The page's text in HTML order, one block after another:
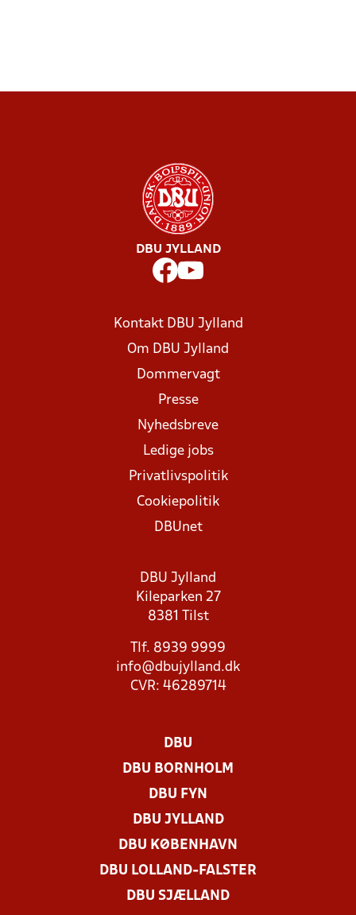
DBU JYLLAND
Kontakt DBU Jylland
Om DBU Jylland
Dommervagt
Presse
Nyhedsbreve
Ledige jobs
Privatlivspolitik
Cookiepolitik
DBUnet
DBU Jylland
Kileparken 27
8381 Tilst
Tlf. 8939 9999
info@dbujylland.dk
CVR: 46289714
DBU
DBU BORNHOLM
DBU FYN
DBU JYLLAND
DBU KØBENHAVN
DBU LOLLAND-FALSTER
DBU SJÆLLAND